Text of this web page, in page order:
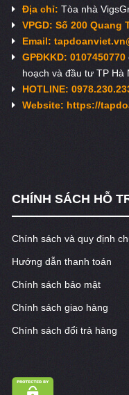
Địa chỉ:Tòa nhà
VPGD: Số 200 Quang
Email:
GPĐKKD: 0107450770
hoạch và đầu tư TP Hà
HOTLINE:
Website: https://
CHÍNH SÁCH HỖ
Chính sách và quy định
Hướng dẫn thanh toán
Chính sách bảo mật
Chính sách giao hàng
Chính sách đổi trả hàng